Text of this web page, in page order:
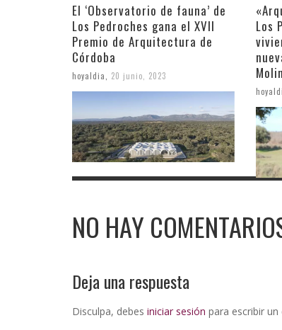
El ‘Observatorio de fauna’ de
Los Pedroches gana el XVII
Premio de Arquitectura de
Córdoba
hoyaldia 20 junio, 2023
Los
NO HAY
Deja una respuesta
Disculpa, debes iniciar sesión para escribir